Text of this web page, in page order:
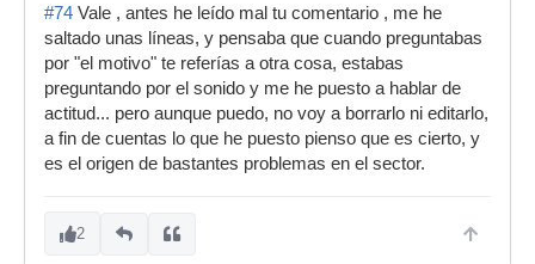
#74 Vale , antes he leído mal tu comentario , me he
saltado unas líneas, y pensaba que cuando preguntabas
por "el motivo" te referías a otra cosa, estabas
preguntando por el sonido y me he puesto a hablar de
actitud... pero aunque puedo, no voy a borrarlo ni editarlo,
a fin de cuentas lo que he puesto pienso que es cierto, y
es el origen de bastantes problemas en el sector.
2